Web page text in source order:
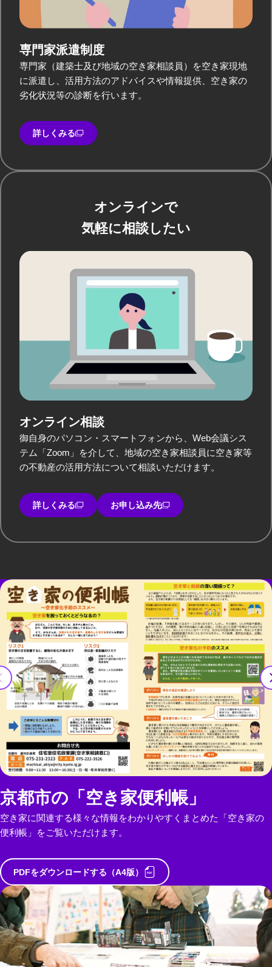
専門家派遣制度
専門家（建築士及び地域の空き家相談員）を空き家現地
に派遣し、活用方法のアドバイスや情報提供、空き家の
劣化状況等の診断を行います。
詳しくみる
オンラインで
気軽に相談したい
オンライン相談
御自身のパソコン・スマートフォンから、Web会議シス
テム「Zoom」を介して、地域の空き家相談員に空き家等
の不動産の活用方法について相談いただけます。
詳しくみる お申し込み先
京都市の「空き家便利帳」
空き家に関連する様々な情報をわかりやすくまとめた「空き家の
便利帳」をご覧いただけます。
PDFをダウンロードする（A4版）